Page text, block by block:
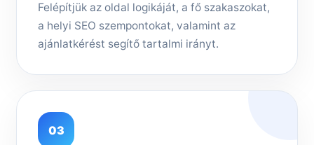
Felépítjük az oldal logikáját, a fő szakaszokat,
a helyi SEO szempontokat, valamint az
ajánlatkérést segítő tartalmi irányt.
03